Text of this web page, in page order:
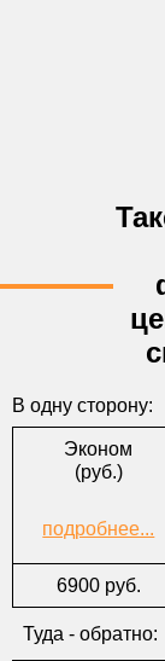
*Тел.
E-
В одну сторону:
Эконом
(руб.)
подробнее...
6900 руб.
Туда - обратно: